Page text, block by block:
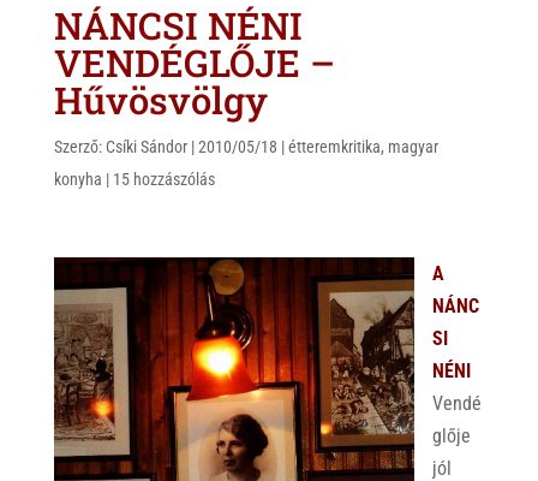
NÁNCSI NÉNI
VENDÉGLŐJE –
Hűvösvölgy
Szerző: Csíki Sándor|2010/05/18 |étteremkritika, magyar
konyha | 15 hozzászólás
A
NÁNC
SI
NÉNI
Vendé
glője
jól